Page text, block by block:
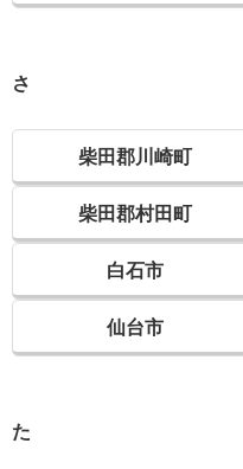
さ
柴田郡川崎町
柴田郡村田町
白石市
仙台市
た